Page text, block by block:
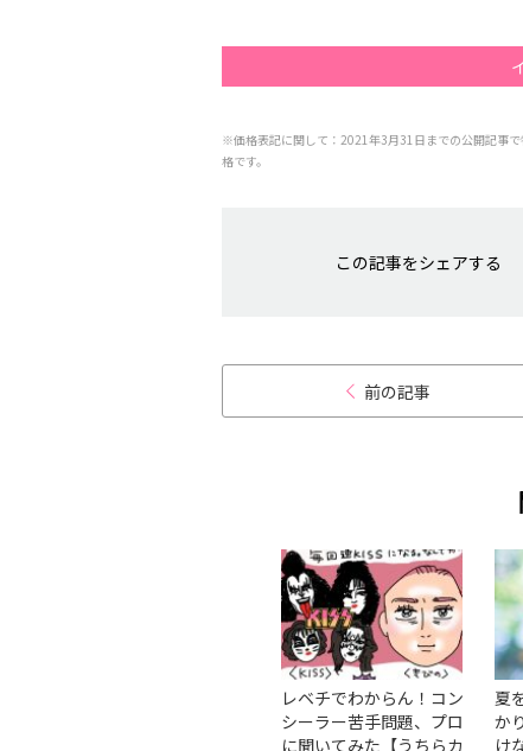
※価格表記に関して：2021年3月31日までの公開記事
格です。
この記事をシェアする
前の記事
レベチでわからん！コン
シーラー苦手問題、プロ
に聞いてみた【うちらカ
夏
か
け